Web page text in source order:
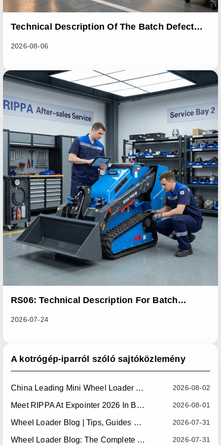
Technical Description Of The Batch Defect
2026-08-06
RS06: Technical Description For Batch
2026-07-24
A kotrógép-iparról szóló sajtóközlemény
2026-08-02
China Leading Mini Wheel Loader Supplier: Reliable Compact Wheel Loaders For Global Markets
2026-08-01
Meet RIPPA At Expointer 2026 In Brazil
2026-07-31
Wheel Loader Blog | Tips, Guides & Attachments
2026-07-31
Wheel Loader Blog: The Complete Guide To Wheel Loaders For Construction, Agriculture, And Material Handling